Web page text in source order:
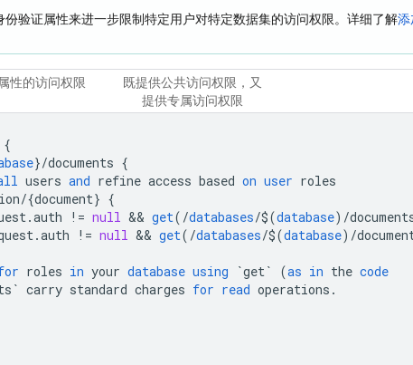
验证属性来进一步限制特定用户对特定数据集的访问权限。详细了解添
性的访问权限
既提供公共访问权限，又
提供专属访问权限
{
}/documents {
users and refine access based on user roles
/{document} {
.auth != null && get( /databases/$(database) /
.auth != null && get( /databases/$(database) /
roles in your database using `get` (as in the code
carry standard charges for read operations .